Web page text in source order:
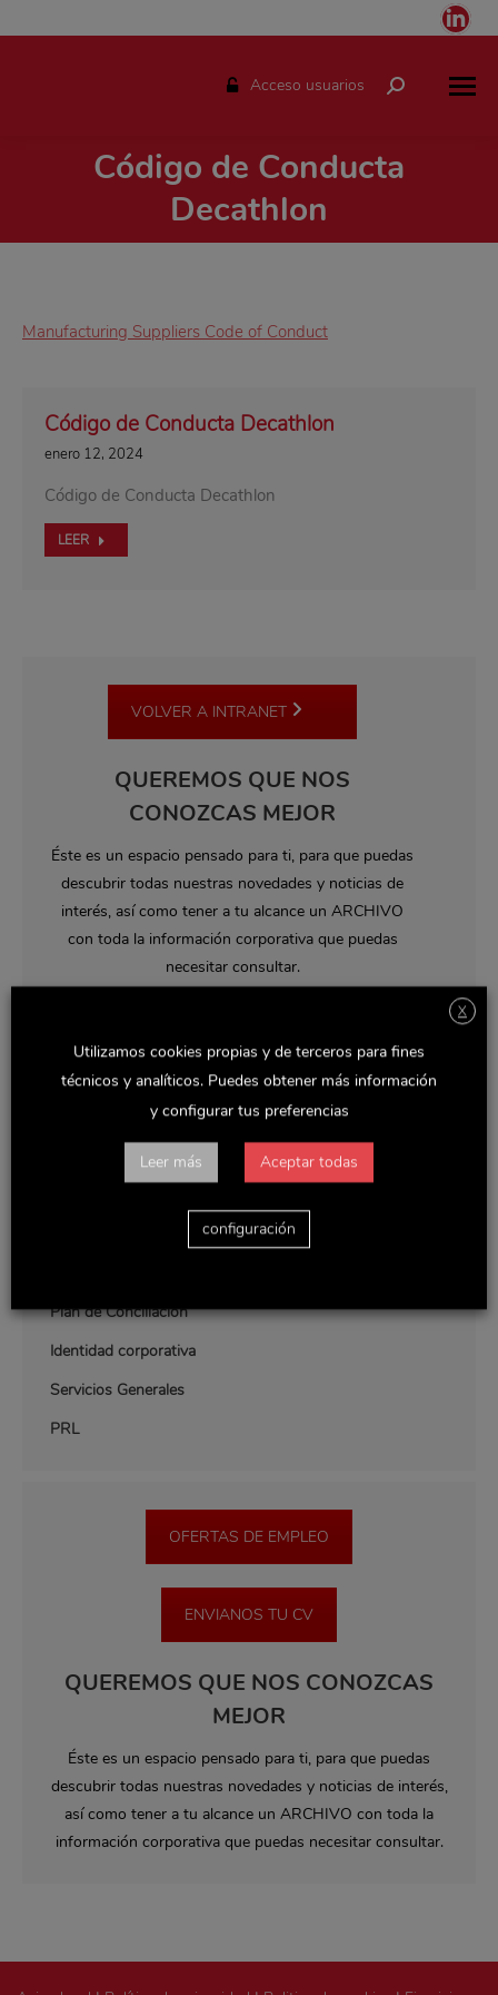
Acceso usuarios Buscar:
Código de Conducta
Decathlon
Manufacturing Suppliers Code of Conduct
Código de Conducta Decathlon
enero 12, 2024
Código de Conducta Decathlon
LEER
VOLVER A INTRANET
QUEREMOS QUE NOS
CONOZCAS MEJOR
Éste es un espacio pensado para ti, para que puedas
descubrir todas nuestras novedades y noticias de
interés, así como tener a tu alcance un ARCHIVO
con toda la información corporativa que puedas
necesitar consultar.
SOBRE NOSOTROS
Plan de Conciliación
Identidad corporativa
Servicios Generales
PRL
OFERTAS DE EMPLEO
ENVIANOS TU CV
QUEREMOS QUE NOS CONOZCAS
MEJOR
Éste es un espacio pensado para ti, para que puedas
descubrir todas nuestras novedades y noticias de interés,
así como tener a tu alcance un ARCHIVO con toda la
información corporativa que puedas necesitar consultar.
X
Utilizamos cookies propias y de terceros para fines
técnicos y analíticos. Puedes obtener más información
y configurar tus preferencias
Leer más Aceptar todas
configuración